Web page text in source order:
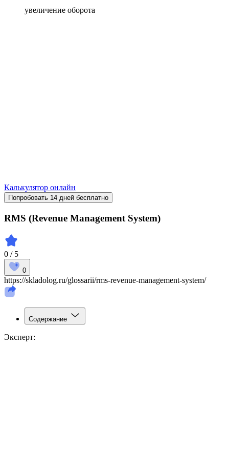
увеличение оборота
Калькулятор онлайн
Попробовать 14 дней бесплатно
RMS (Revenue Management System)
0 / 5
0
https://skladolog.ru/glossarii/rms-revenue-management-system/
Содержание
Эксперт: